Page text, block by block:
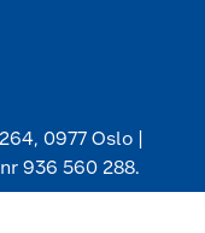
0977 Oslo |
936 560 288.